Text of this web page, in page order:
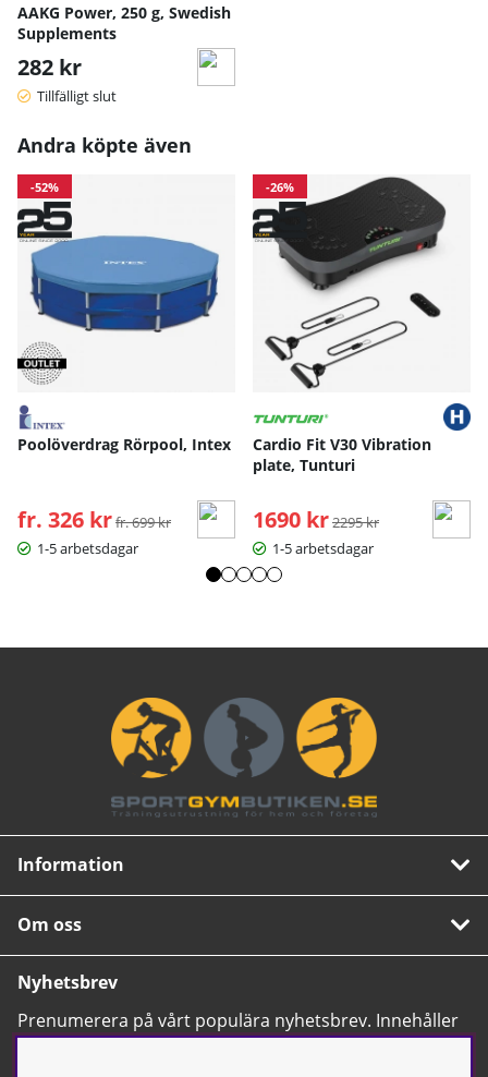
AAKG Power, 250 g, Swedish
Supplements
282 kr
Tillfälligt slut
Andra köpte även
-52%
Poolöverdrag Rörpool, Intex
fr. 326 kr Ordinarie pris:
fr. 699 kr
1-5 arbetsdagar
-26%
Cardio Fit V30 Vibration
plate, Tunturi
1690 kr Ordinarie pris:
2295 kr
1-5 arbetsdagar
Information
Om oss
Nyhetsbrev
Prenumerera på vårt populära nyhetsbrev. Innehåller
tips, nyheter och våra allra bästa erbjudanden.